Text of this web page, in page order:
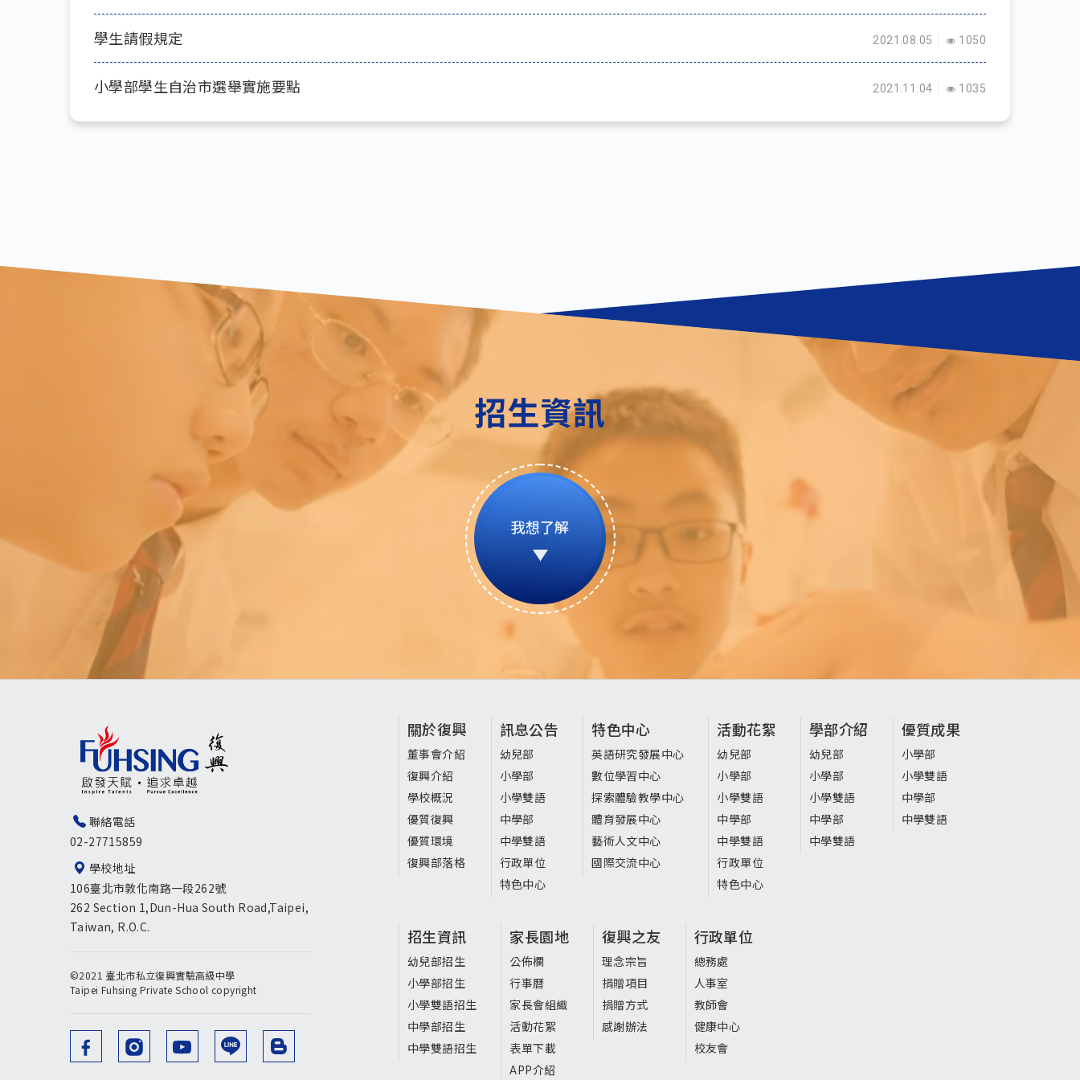
學生請假規定 2021.08.05 1050
小學部學生自治市選舉實施要點 2021.11.04 1035
招生資訊
我想了解
聯絡電話
02-27715859
學校地址
106臺北市敦化南路一段262號
262 Section 1,Dun-Hua South Road,Taipei,
Taiwan, R.O.C.
©2021 臺北市私立復興實驗高級中學
Taipei Fuhsing Private School copyright
頁
尾
選
單
關於復興
董事會介紹
復興介紹
學校概況
優質復興
優質環境
復興部落格
訊息公告
幼兒部
小學部
小學雙語
中學部
中學雙語
行政單位
特色中心
特色中心
英語研究發展中心
數位學習中心
探索體驗教學中心
體育發展中心
藝術人文中心
國際交流中心
活動花絮
幼兒部
小學部
小學雙語
中學部
中學雙語
行政單位
特色中心
學部介紹
幼兒部
小學部
小學雙語
中學部
中學雙語
優質成果
小學部
小學雙語
中學部
中學雙語
招生資訊
幼兒部招生
小學部招生
小學雙語招生
中學部招生
中學雙語招生
家長園地
公佈欄
行事曆
家長會組織
活動花絮
表單下載
APP介紹
復興之友
理念宗旨
捐贈項目
捐贈方式
感謝辦法
行政單位
總務處
人事室
教師會
健康中心
校友會